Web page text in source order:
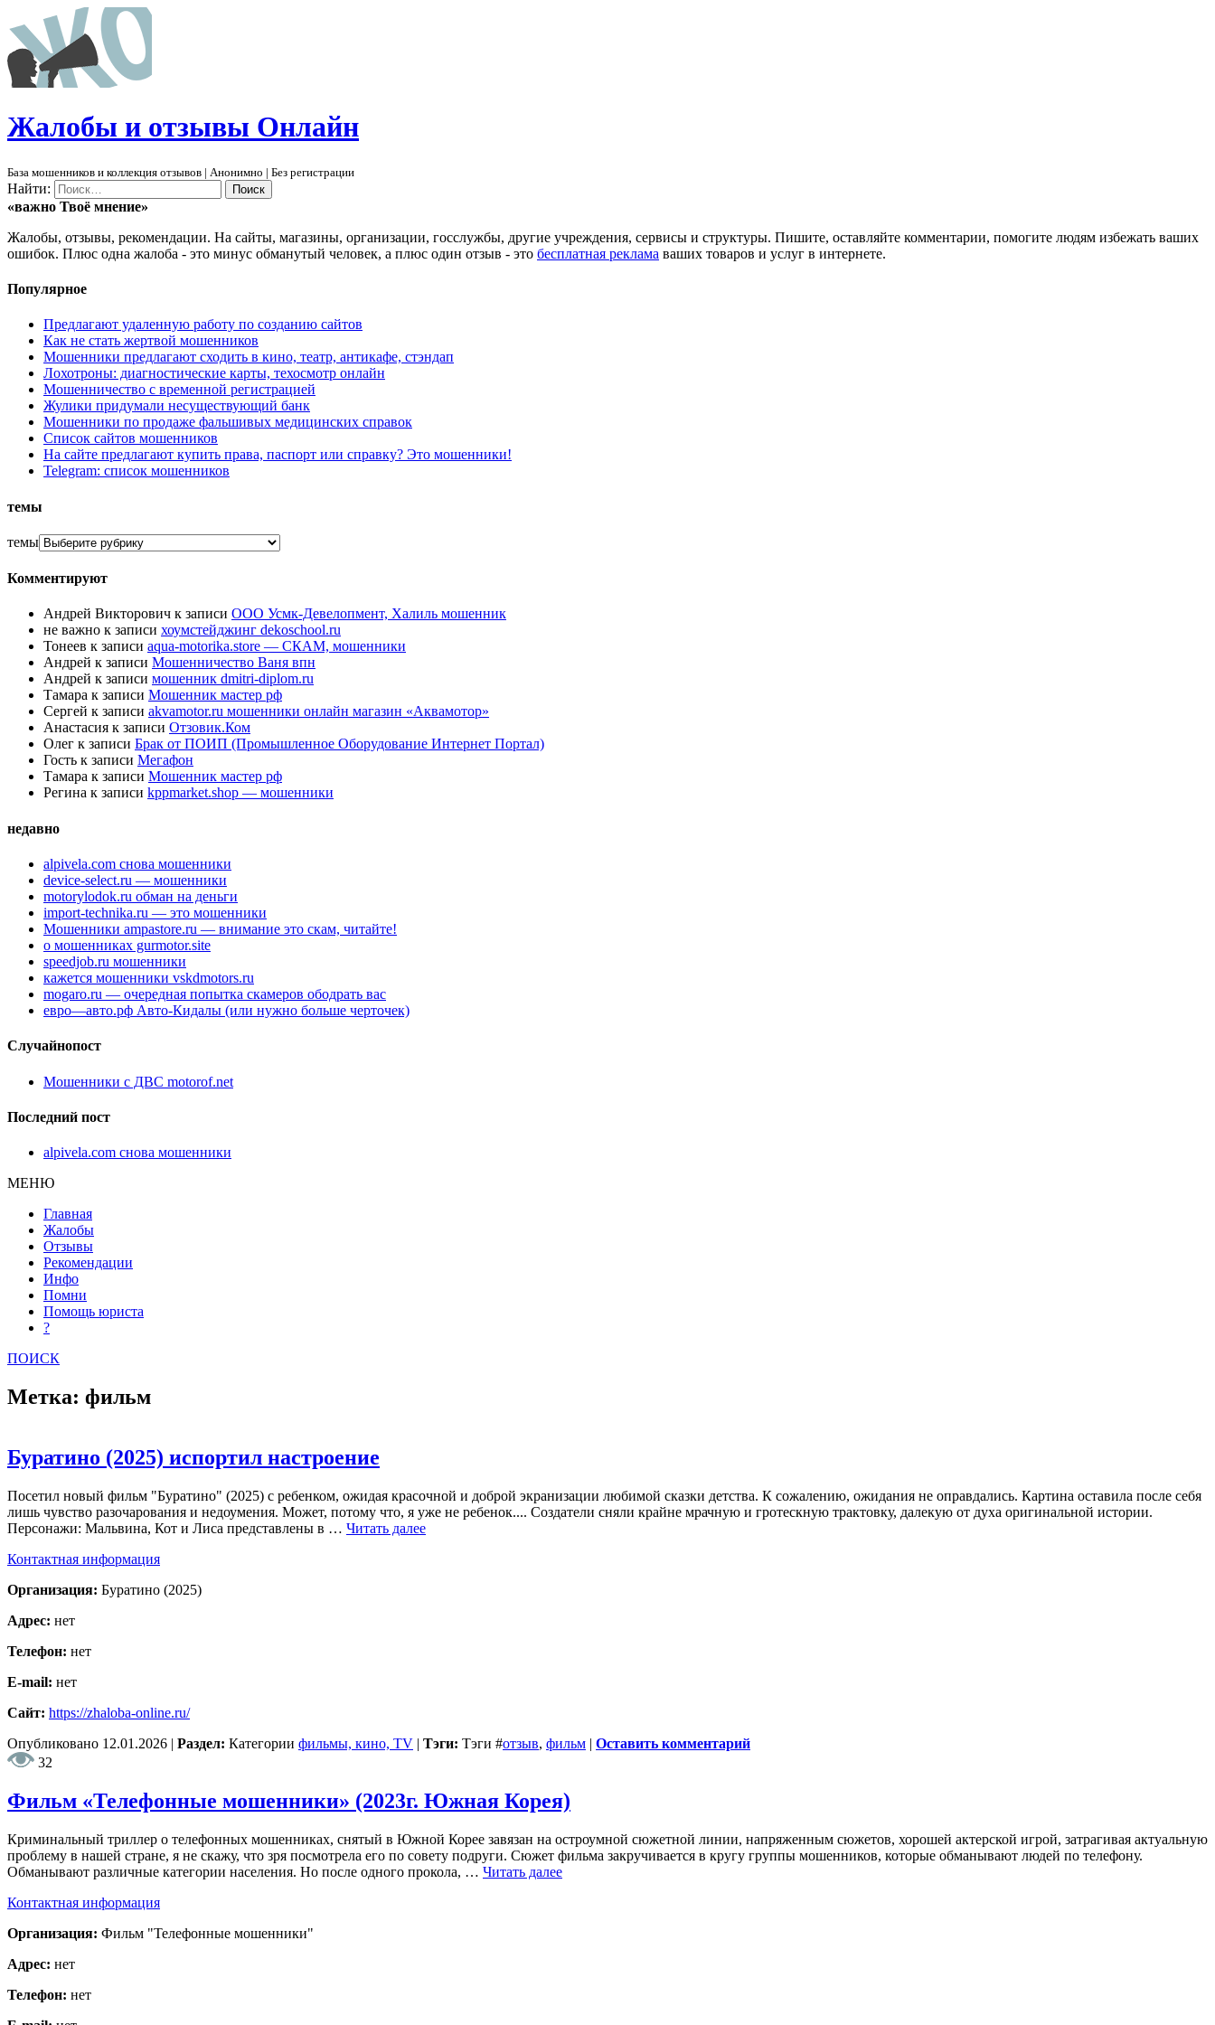
Жалобы и отзывы Онлайн
База мошенников и коллекция отзывов | Анонимно | Без регистрации
Найти:
«важно Твоё мнение»
Жалобы, отзывы, рекомендации. На сайты, магазины, организации, госслужбы, другие учреждения, сервисы и структуры. Пишите, оставляйте комментарии, помогите людям избежать ваших
ошибок. Плюс одна жалоба - это минус обманутый человек, а плюс один отзыв - это бесплатная реклама ваших товаров и услуг в интернете.
Популярное
Предлагают удаленную работу по созданию сайтов
Как не стать жертвой мошенников
Мошенники предлагают сходить в кино, театр, антикафе, стэндап
Лохотроны: диагностические карты, техосмотр онлайн
Мошенничество с временной регистрацией
Жулики придумали несуществующий банк
Мошенники по продаже фальшивых медицинских справок
Список сайтов мошенников
На сайте предлагают купить права, паспорт или справку? Это мошенники!
Telegram: список мошенников
темы
темы
Комментируют
Андрей Викторович к записи ООО Усмк-Девелопмент, Халиль мошенник
не важно к записи хоумстейджинг dekoschool.ru
Тонеев к записи aqua-motorika.store — СКАМ, мошенники
Андрей к записи Мошенничество Ваня впн
Андрей к записи мошенник dmitri-diplom.ru
Тамара к записи Мошенник мастер рф
Сергей к записи akvamotor.ru мошенники онлайн магазин «Аквамотор»
Анастасия к записи Отзовик.Ком
Олег к записи Брак от ПОИП (Промышленное Оборудование Интернет Портал)
Гость к записи Мегафон
Тамара к записи Мошенник мастер рф
Регина к записи kppmarket.shop — мошенники
недавно
alpivela.com снова мошенники
device-select.ru — мошенники
motorylodok.ru обман на деньги
import-technika.ru — это мошенники
Мошенники ampastore.ru — внимание это скам, читайте!
о мошенниках gurmotor.site
speedjob.ru мошенники
кажется мошенники vskdmotors.ru
mogaro.ru — очередная попытка скамеров ободрать вас
евро—авто.рф Авто-Кидалы (или нужно больше черточек)
Случайнопост
Мошенники с ДВС motorof.net
Последний пост
alpivela.com снова мошенники
МЕНЮ
Главная
Жалобы
Отзывы
Рекомендации
Инфо
Помни
Помощь юриста
?
ПОИСК
Метка: фильм
Буратино (2025) испортил настроение
Посетил новый фильм "Буратино" (2025) с ребенком, ожидая красочной и доброй экранизации любимой сказки детства. К сожалению, ожидания не оправдались. Картина оставила после себя
лишь чувство разочарования и недоумения. Может, потому что, я уже не ребенок.... Создатели сняли крайне мрачную и гротескную трактовку, далекую от духа оригинальной истории.
Персонажи: Мальвина, Кот и Лиса представлены в … Читать далее
Контактная информация
Организация: Буратино (2025)
Адрес: нет
Телефон: нет
E-mail: нет
Сайт: https://zhaloba-online.ru/
Опубликовано 12.01.2026 | Раздел: Категории фильмы, кино, TV | Тэги: Тэги #отзыв, фильм | Оставить комментарий
32
Фильм «Телефонные мошенники» (2023г. Южная Корея)
Криминальный триллер о телефонных мошенниках, снятый в Южной Корее завязан на остроумной сюжетной линии, напряженным сюжетов, хорошей актерской игрой, затрагивая актуальную
проблему в нашей стране, я не скажу, что зря посмотрела его по совету подруги. Сюжет фильма закручивается в кругу группы мошенников, которые обманывают людей по телефону.
Обманывают различные категории населения. Но после одного прокола, … Читать далее
Контактная информация
Организация: Фильм "Телефонные мошенники"
Адрес: нет
Телефон: нет